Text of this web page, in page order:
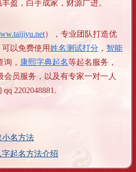
盈，白手成家，财源广进。
），专业团队打造优
以免费使用姓名测试打分 ， 智能
询， 康熙字典起名等起名服务，
会员服务，以及有专家一对一人
2202048881.
小名方法
字起名方法介绍